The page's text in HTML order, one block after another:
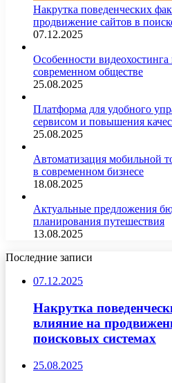
Накрутка поведенческих
продвижение сайтов в
07.12.2025
Особенности
современном обществе
25.08.2025
Платформа для удобного
сервисом и повышения
25.08.2025
Автоматизация мобильной
в современном бизнесе
18.08.2025
Актуальные предложения
планирования путешествия
13.08.2025
Последние записи
07.12.2025
Накрутка
влияние на
поисковых системах
25.08.2025